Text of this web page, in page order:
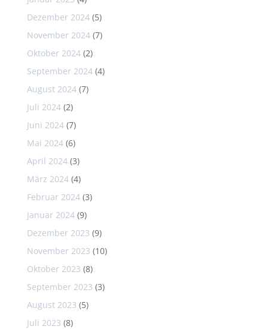
Dezember 2024(5)
November 2024(7)
Oktober 2024(2)
September 2024(4)
August 2024(7)
Juli 2024(2)
Juni 2024(7)
Mai 2024(6)
April 2024(3)
März 2024(4)
Februar 2024(3)
Januar 2024(9)
Dezember 2023 (9)
November 2023 (10)
Oktober 2023 (8)
September 2023 (3)
August 2023 (5)
Juli 2023 (8)